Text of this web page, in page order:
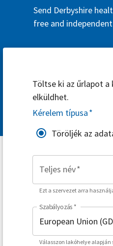
Send Derbyshire
free and
Töltse ki az űrlapot
elküldhet.
Kérelem típusa*
Töröljék az
Teljes név*
Ezt a szervezet arra
Szabályozás *
Válasszon lakóhelye